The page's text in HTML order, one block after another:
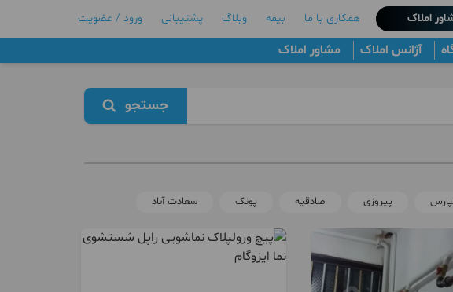
املاک همکاری با ما بیمه وبلاگ پشتیبانی ورود / عضویت
آژانس املاک مشاور املاک
جستجو
پیروزی صادقیه پونک سعادت آباد